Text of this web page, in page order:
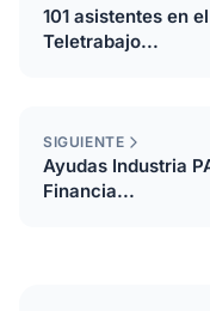
101 asistentes en
Teletrabajo...
SIGUIENTE
Ayudas Industria
Financia...